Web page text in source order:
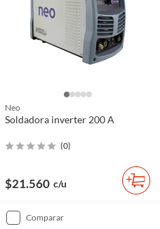
Neo
Soldadora inverter 200 A
(0)
$21.560 c/u
comparar